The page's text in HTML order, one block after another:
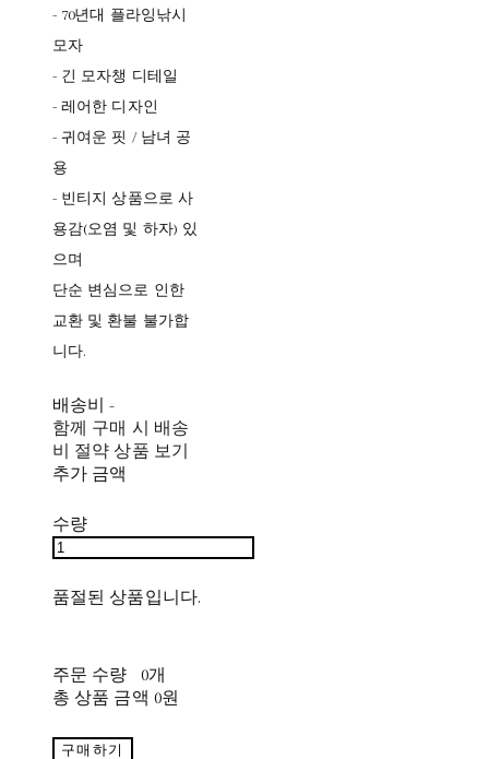
- 70년대 플라잉낚시
모자
- 긴 모자챙 디테일
- 레어한 디자인
- 귀여운 핏 / 남녀 공
용
- 빈티지 상품으로 사
용감(오염 및 하자) 있
으며
단순 변심으로 인한
교환 및 환불 불가합
니다.
배송비-
함께 구매 시 배송
비 절약 상품 보기
추가 금액
수량
품절된 상품입니다.
주문 수량
0개
총 상품 금액 0원
구매하기